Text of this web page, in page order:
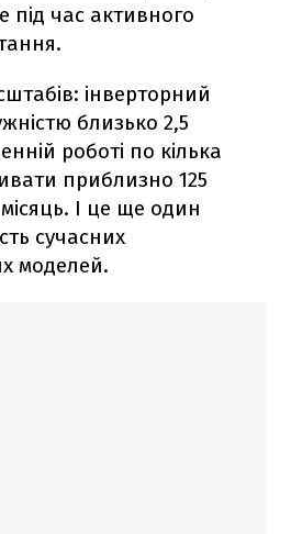
під час активного
інверторний
близько 2,5
роботі по кілька
приблизно 125
І це ще один
сучасних
моделей.